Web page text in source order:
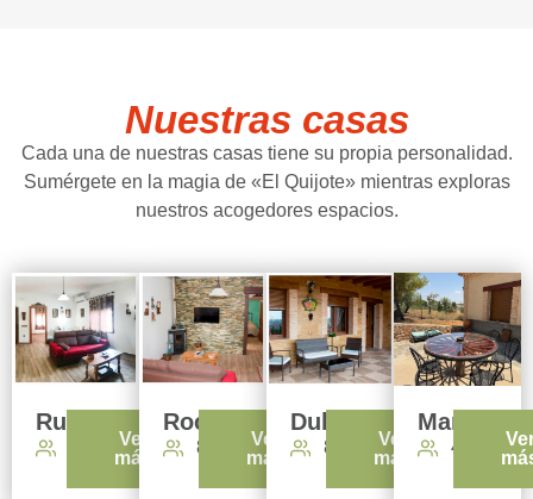
Nuestras casas
Cada una de nuestras casas tiene su propia personalidad.
Sumérgete en la magia de «El Quijote» mientras exploras
nuestros acogedores espacios.
Rucio
Ver
más
Rocinante
8
Ver
más
Dulcinea
8
Ver
más
4